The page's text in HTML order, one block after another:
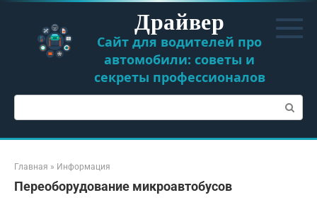
Перейти
контенту
Драйвер
Сайт для водителей про
автомобили: советы и
секреты профессионалов
Поиск:
Главная » Информация
Переоборудование микроавтобусов